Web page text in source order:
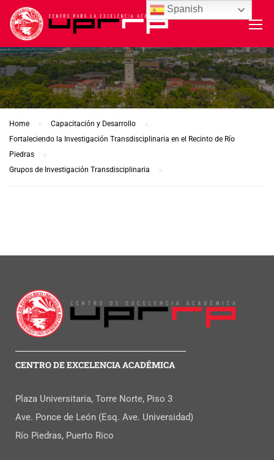
Home
Capacitación y Desarrollo
Fortaleciendo la Investigación Transdisciplinaria en el Recinto de Río
Piedras
Grupos de Investigación Transdisciplinaria
CENTRO DE EXCELENCIA ACADÉMICA
Plaza Universitaria, Torre Norte, Piso 3
Ave. Ponce de León (Esq. Ave. Universidad)
Río Piedras, Puerto Rico
Spanish